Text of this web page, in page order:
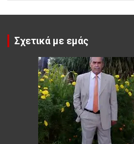
Σχετικά με εμάς